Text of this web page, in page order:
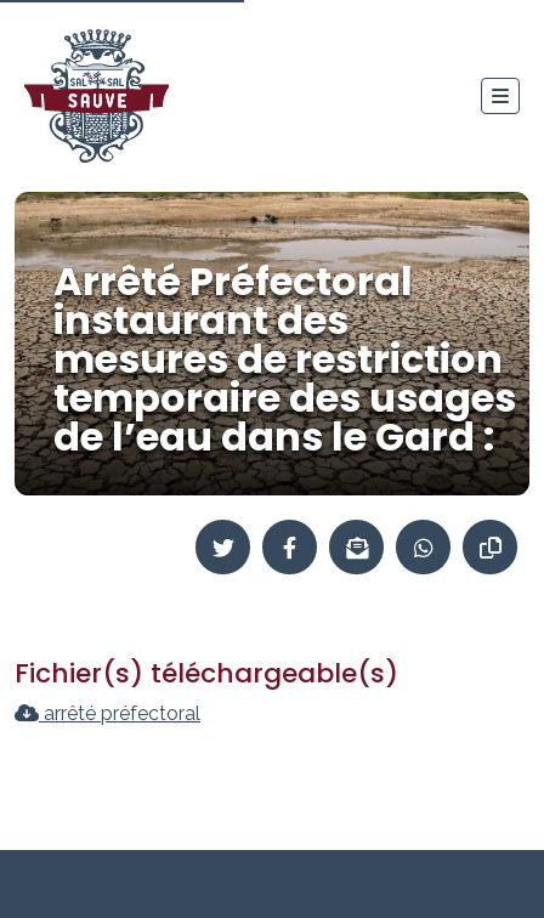
Arrêté Préfectoral
instaurant des
mesures de restriction
temporaire des usages
de l’eau dans le Gard :
Fichier(s) téléchargeable(s)
arrêté préfectoral